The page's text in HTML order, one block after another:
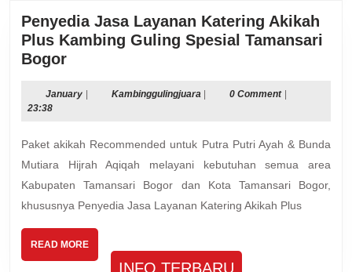
Penyedia Jasa Layanan Katering Akikah
Plus Kambing Guling Spesial Tamansari
BogorPenyedia
Layanan
Plus
Kambing
Guling
Spesial
Tamansari
Bogor
JanuaryJanuary
| KambinggulingjuaraKambinggulingjuara
| 0 Comment |
23:38
Paket akikah Recommended untuk Putra Putri Ayah & Bunda
Mutiara Hijrah Aqiqah melayani kebutuhan semua area
Kabupaten Tamansari Bogor dan Kota Tamansari Bogor,
khususnya Penyedia Jasa Layanan Katering Akikah Plus
READ MOREREAD
MORE
INFO TERBARU